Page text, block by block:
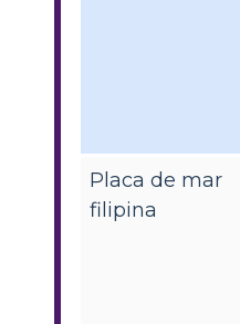
Placa de mar
filipina